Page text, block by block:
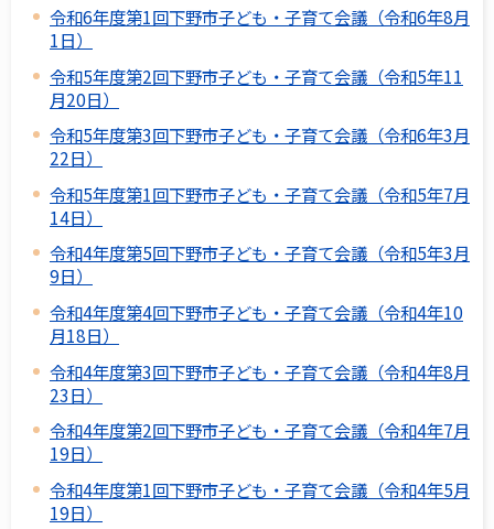
令和6年度第1回下野市子ども・子育て会議（令和6年8月
1日）
令和5年度第2回下野市子ども・子育て会議（令和5年11
月20日）
令和5年度第3回下野市子ども・子育て会議（令和6年3月
22日）
令和5年度第1回下野市子ども・子育て会議（令和5年7月
14日）
令和4年度第5回下野市子ども・子育て会議（令和5年3月
9日）
令和4年度第4回下野市子ども・子育て会議（令和4年10
月18日）
令和4年度第3回下野市子ども・子育て会議（令和4年8月
23日）
令和4年度第2回下野市子ども・子育て会議（令和4年7月
19日）
令和4年度第1回下野市子ども・子育て会議（令和4年5月
19日）